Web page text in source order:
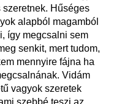
szeretnek. Hűséges
alapból magamból
így megcsalni sem
senkit, mert tudom,
mennyire fájna ha
Vidám
vagyok szeretek
szebbé teszi az